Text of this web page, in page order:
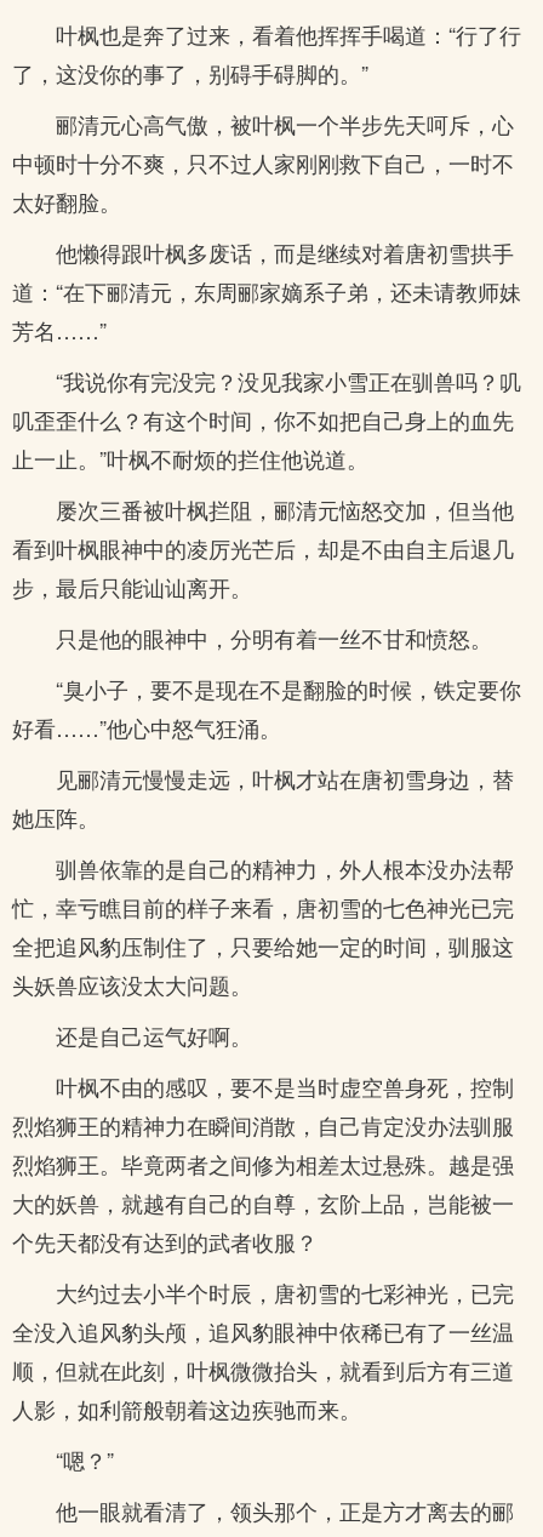
叶枫也是奔了过来，看着他挥挥手喝道：“行了行
了，这没你的事了，别碍手碍脚的。”
郦清元心高气傲，被叶枫一个半步先天呵斥，心
中顿时十分不爽，只不过人家刚刚救下自己，一时不
太好翻脸。
他懒得跟叶枫多废话，而是继续对着唐初雪拱手
道：“在下郦清元，东周郦家嫡系子弟，还未请教师妹
芳名……”
“我说你有完没完？没见我家小雪正在驯兽吗？叽
叽歪歪什么？有这个时间，你不如把自己身上的血先
止一止。”叶枫不耐烦的拦住他说道。
屡次三番被叶枫拦阻，郦清元恼怒交加，但当他
看到叶枫眼神中的凌厉光芒后，却是不由自主后退几
步，最后只能讪讪离开。
只是他的眼神中，分明有着一丝不甘和愤怒。
“臭小子，要不是现在不是翻脸的时候，铁定要你
好看……”他心中怒气狂涌。
见郦清元慢慢走远，叶枫才站在唐初雪身边，替
她压阵。
驯兽依靠的是自己的精神力，外人根本没办法帮
忙，幸亏瞧目前的样子来看，唐初雪的七色神光已完
全把追风豹压制住了，只要给她一定的时间，驯服这
头妖兽应该没太大问题。
还是自己运气好啊。
叶枫不由的感叹，要不是当时虚空兽身死，控制
烈焰狮王的精神力在瞬间消散，自己肯定没办法驯服
烈焰狮王。毕竟两者之间修为相差太过悬殊。越是强
大的妖兽，就越有自己的自尊，玄阶上品，岂能被一
个先天都没有达到的武者收服？
大约过去小半个时辰，唐初雪的七彩神光，已完
全没入追风豹头颅，追风豹眼神中依稀已有了一丝温
顺，但就在此刻，叶枫微微抬头，就看到后方有三道
人影，如利箭般朝着这边疾驰而来。
“嗯？”
他一眼就看清了，领头那个，正是方才离去的郦